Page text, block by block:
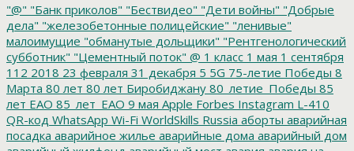
"@" "Банк приколов" "Бествидео" "Дети войны" "Добрые
дела" "железобетонные полицейские" "ленивые"
малоимущие "обманутые дольщики" "Рентгенологический
субботник" "Цементный поток" @ 1 класс 1 мая 1 сентября
112 2018 23 февраля 31 декабря 5 5G 75-летие Победы 8
Марта 80 лет 80 лет Биробиджану 80_летие_Победы 85
лет ЕАО 85_лет_ЕАО 9 мая Apple Forbes Instagram L-410
QR-код WhatsApp Wi-Fi WorldSkills Russia аборты аварийная
посадка аварийное жилье аварийные дома аварийный дом